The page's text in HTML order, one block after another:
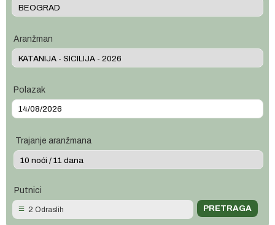
Aranžman
Polazak
Trajanje aranžmana
Putnici
2 Odraslih